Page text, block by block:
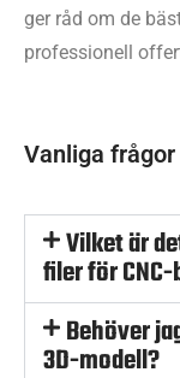
ger råd om de
professionell
Vanliga frågor
Vilket är
filer för
Behöver
3D-modell?